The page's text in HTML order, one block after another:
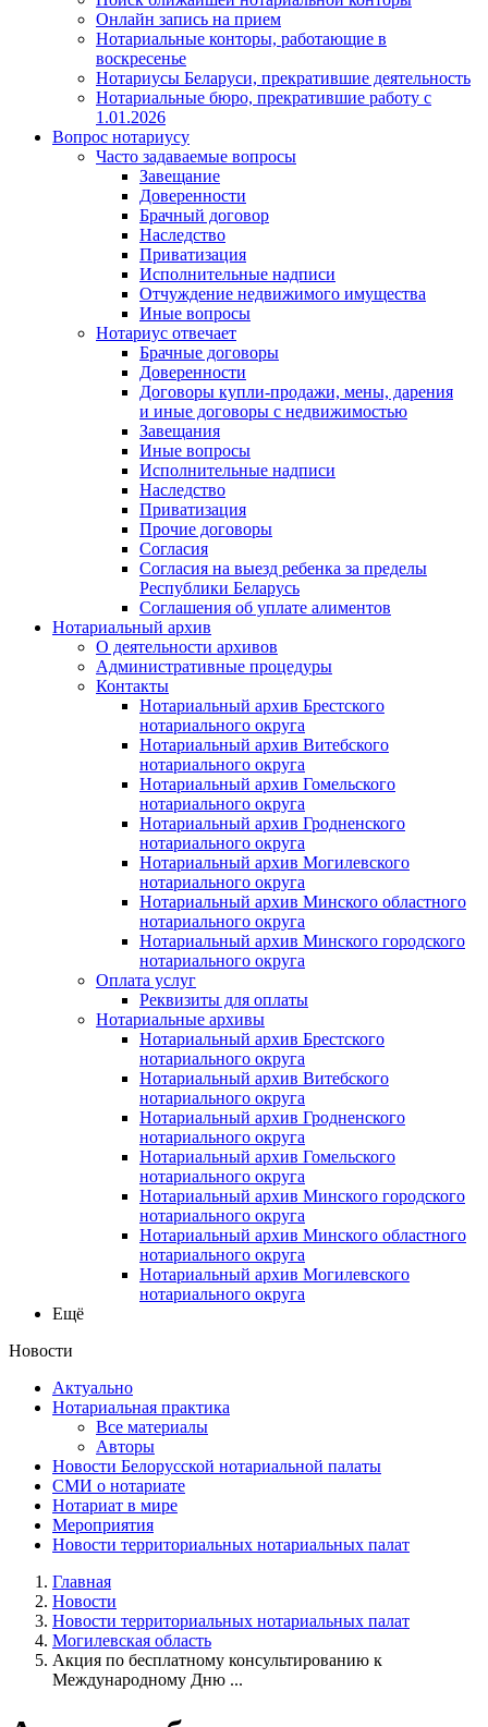
Онлайн запись на прием
Нотариальные конторы, работающие в
воскресенье
Нотариусы Беларуси, прекратившие деятельность
Нотариальные бюро, прекратившие работу с
1.01.2026
Вопрос нотариусу
Часто задаваемые вопросы
Завещание
Доверенности
Брачный договор
Наследство
Приватизация
Исполнительные надписи
Отчуждение недвижимого имущества
Иные вопросы
Нотариус отвечает
Брачные договоры
Доверенности
Договоры купли-продажи, мены, дарения
и иные договоры с недвижимостью
Завещания
Иные вопросы
Исполнительные надписи
Наследство
Приватизация
Прочие договоры
Согласия
Согласия на выезд ребенка за пределы
Республики Беларусь
Соглашения об уплате алиментов
Нотариальный архив
О деятельности архивов
Административные процедуры
Контакты
Нотариальный архив Брестского
нотариального округа
Нотариальный архив Витебского
нотариального округа
Нотариальный архив Гомельского
нотариального округа
Нотариальный архив Гродненского
нотариального округа
Нотариальный архив Могилевского
нотариального округа
Нотариальный архив Минского областного
нотариального округа
Нотариальный архив Минского городского
нотариального округа
Оплата услуг
Реквизиты для оплаты
Нотариальные архивы
Нотариальный архив Брестского
нотариального округа
Нотариальный архив Витебского
нотариального округа
Нотариальный архив Гродненского
нотариального округа
Нотариальный архив Гомельского
нотариального округа
Нотариальный архив Минского городского
нотариального округа
Нотариальный архив Минского областного
нотариального округа
Нотариальный архив Могилевского
нотариального округа
Ещё
Новости
Актуально
Нотариальная практика
Все материалы
Авторы
Новости Белорусской нотариальной палаты
СМИ о нотариате
Нотариат в мире
Мероприятия
Новости территориальных нотариальных палат
Главная
Новости
Новости территориальных нотариальных палат
Могилевская область
Акция по бесплатному консультированию к
Международному Дню ...